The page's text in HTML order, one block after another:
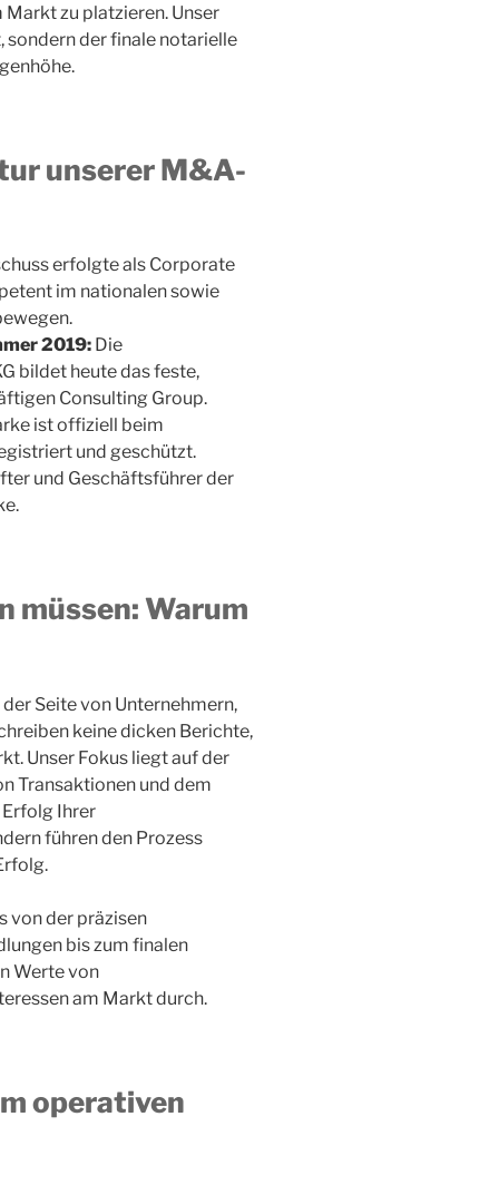
zu platzieren. Unser
sondern der finale notarielle
unserer M&A-
erfolgte als Corporate
im nationalen sowie
2019:Die
bildet heute das feste,
Consulting Group.
ist offiziell beim
und geschützt.
und Geschäftsführer der
müssen: Warum
Seite von Unternehmern,
keine dicken Berichte,
Unser Fokus liegt auf der
Transaktionen und dem
Ihrer
führen den Prozess
von der präzisen
bis zum finalen
Werte von
am Markt durch.
operativen